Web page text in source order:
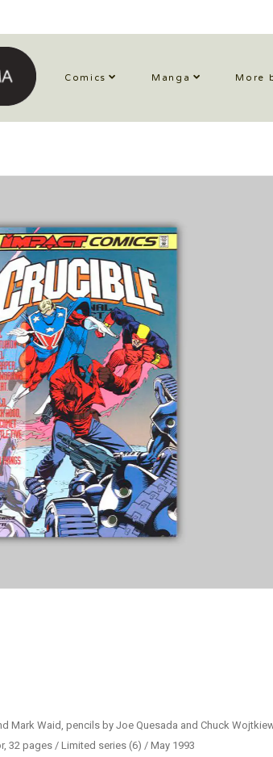
Comics Manga More
Mark Waid, pencils by Joe Quesada and Chuck
32 pages / Limited series (6) / May 1993